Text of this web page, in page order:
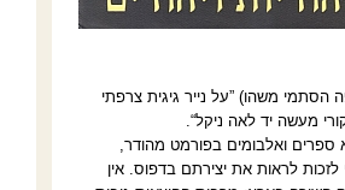
משהו) ”על נייר גיגית צרפתי
מעשה יד לאה ניקל“.
ספרים ואלבומים בפורמט מהודר,
לראות את יצירתם בדפוס. אין